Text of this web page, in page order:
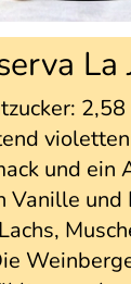
und ein
Vanille